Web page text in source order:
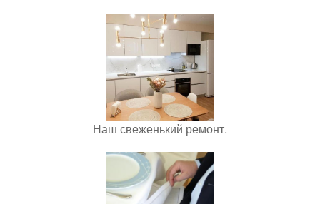
Наш свеженький ремонт.